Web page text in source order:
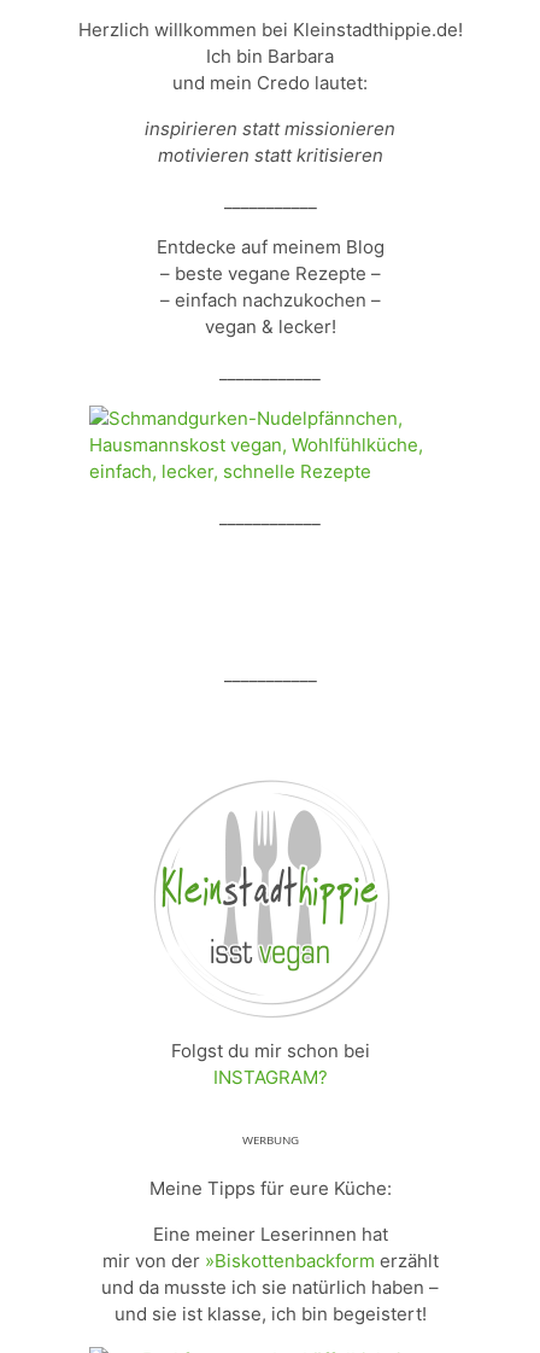
Herzlich willkommen bei Kleinstadthippie.de!
Ich bin Barbara
und mein Credo lautet:
inspirieren statt missionieren
motivieren statt kritisieren
Entdecke auf meinem Blog
– beste vegane Rezepte –
– einfach nachzukochen –
vegan & lecker!
Folgst du mir schon bei
INSTAGRAM?
ᵂᴱᴿᴮᵁᴺᴳ
Meine Tipps für eure Küche:
Eine meiner Leserinnen hat
mir von der »Biskottenbackform erzählt
und da musste ich sie natürlich haben –
und sie ist klasse, ich bin begeistert!